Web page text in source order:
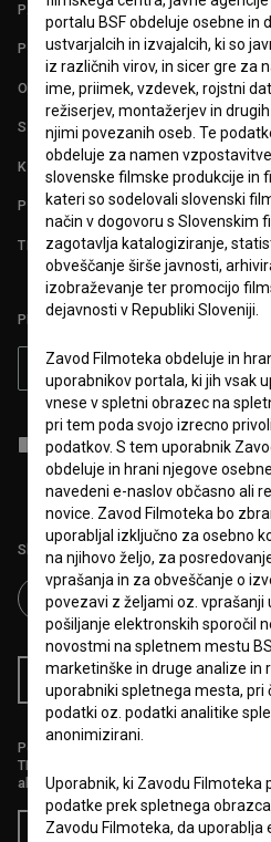
PARTNERJI
POGOJI UPORABE
O PROJEKTU
STATISTIKA
KONTAKT
POGOSTA VPRAŠANJA
TEST FUNKCIONALNOSTI
PRIJAVITE SE NA BSF NOVIČNIK:
Sprejemamsplošne pogojein
obdelavo osebnih podatkov.
Sledite nam na:
RSS novice RSS
Podprite nas z donacijo na
TRR: SI56 6100 0001 5706 684,
ali s kreditno kartico:
Doniraj
portalu BSF obdeluje osebne in
ustvarjalcih in izvajalcih, ki so
iz različnih virov, in sicer gre za
ime, priimek, vzdevek, rojstni
režiserjev, montažerjev in
njimi povezanih oseb. Te
obdeluje za namen
slovenske filmske produkcije in
kateri so sodelovali slovenski
način v dogovoru s Slovenskim
zagotavlja katalogiziranje,
obveščanje širše javnosti,
izobraževanje ter promocijo
dejavnosti v Republiki Sloveniji.
Zavod Filmoteka obdeluje in
uporabnikov portala, ki jih vsak
vnese v spletni obrazec na
pri tem poda svojo izrecno
podatkov. S tem uporabnik
obdeluje in hrani njegove
navedeni e-naslov občasno ali
novice. Zavod Filmoteka bo
uporabljal izključno za osebno
na njihovo željo, za
vprašanja in za obveščanje o
povezavi z željami oz. vprašanji
pošiljanje elektronskih sporočil
novostmi na spletnem mestu
marketinške in druge analize in
uporabniki spletnega mesta, pri
podatki oz. podatki analitike
anonimizirani.
Uporabnik, ki Zavodu Filmoteka
podatke prek spletnega
Zavodu Filmoteka, da